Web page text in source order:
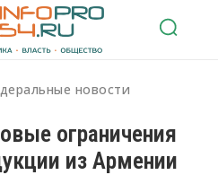
новости
ограничения
из Армении